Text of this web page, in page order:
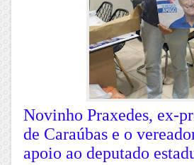
Novinho Praxedes, ex-
de Caraúbas e o
apoio ao deputado